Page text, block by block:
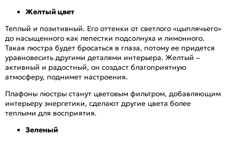
Желтый цвет
Теплый и позитивный. Его оттенки от светлого «цыплячьего»
до насыщенного как лепестки подсолнуха и лимонного.
Такая люстра будет бросаться в глаза, потому ее придется
уравновесить другими деталями интерьера. Желтый –
активный и радостный, он создаст благоприятную
атмосферу, поднимет настроения.
Плафоны люстры станут цветовым фильтром, добавляющим
интерьеру энергетики, сделают другие цвета более
теплыми для восприятия.
Зеленый